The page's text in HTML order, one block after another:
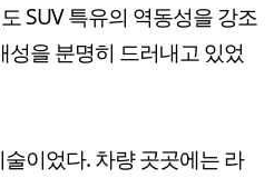
SUV 특유의 역동성을 강조
을 분명히 드러내고 있었
이었다. 차량 곳곳에는 라